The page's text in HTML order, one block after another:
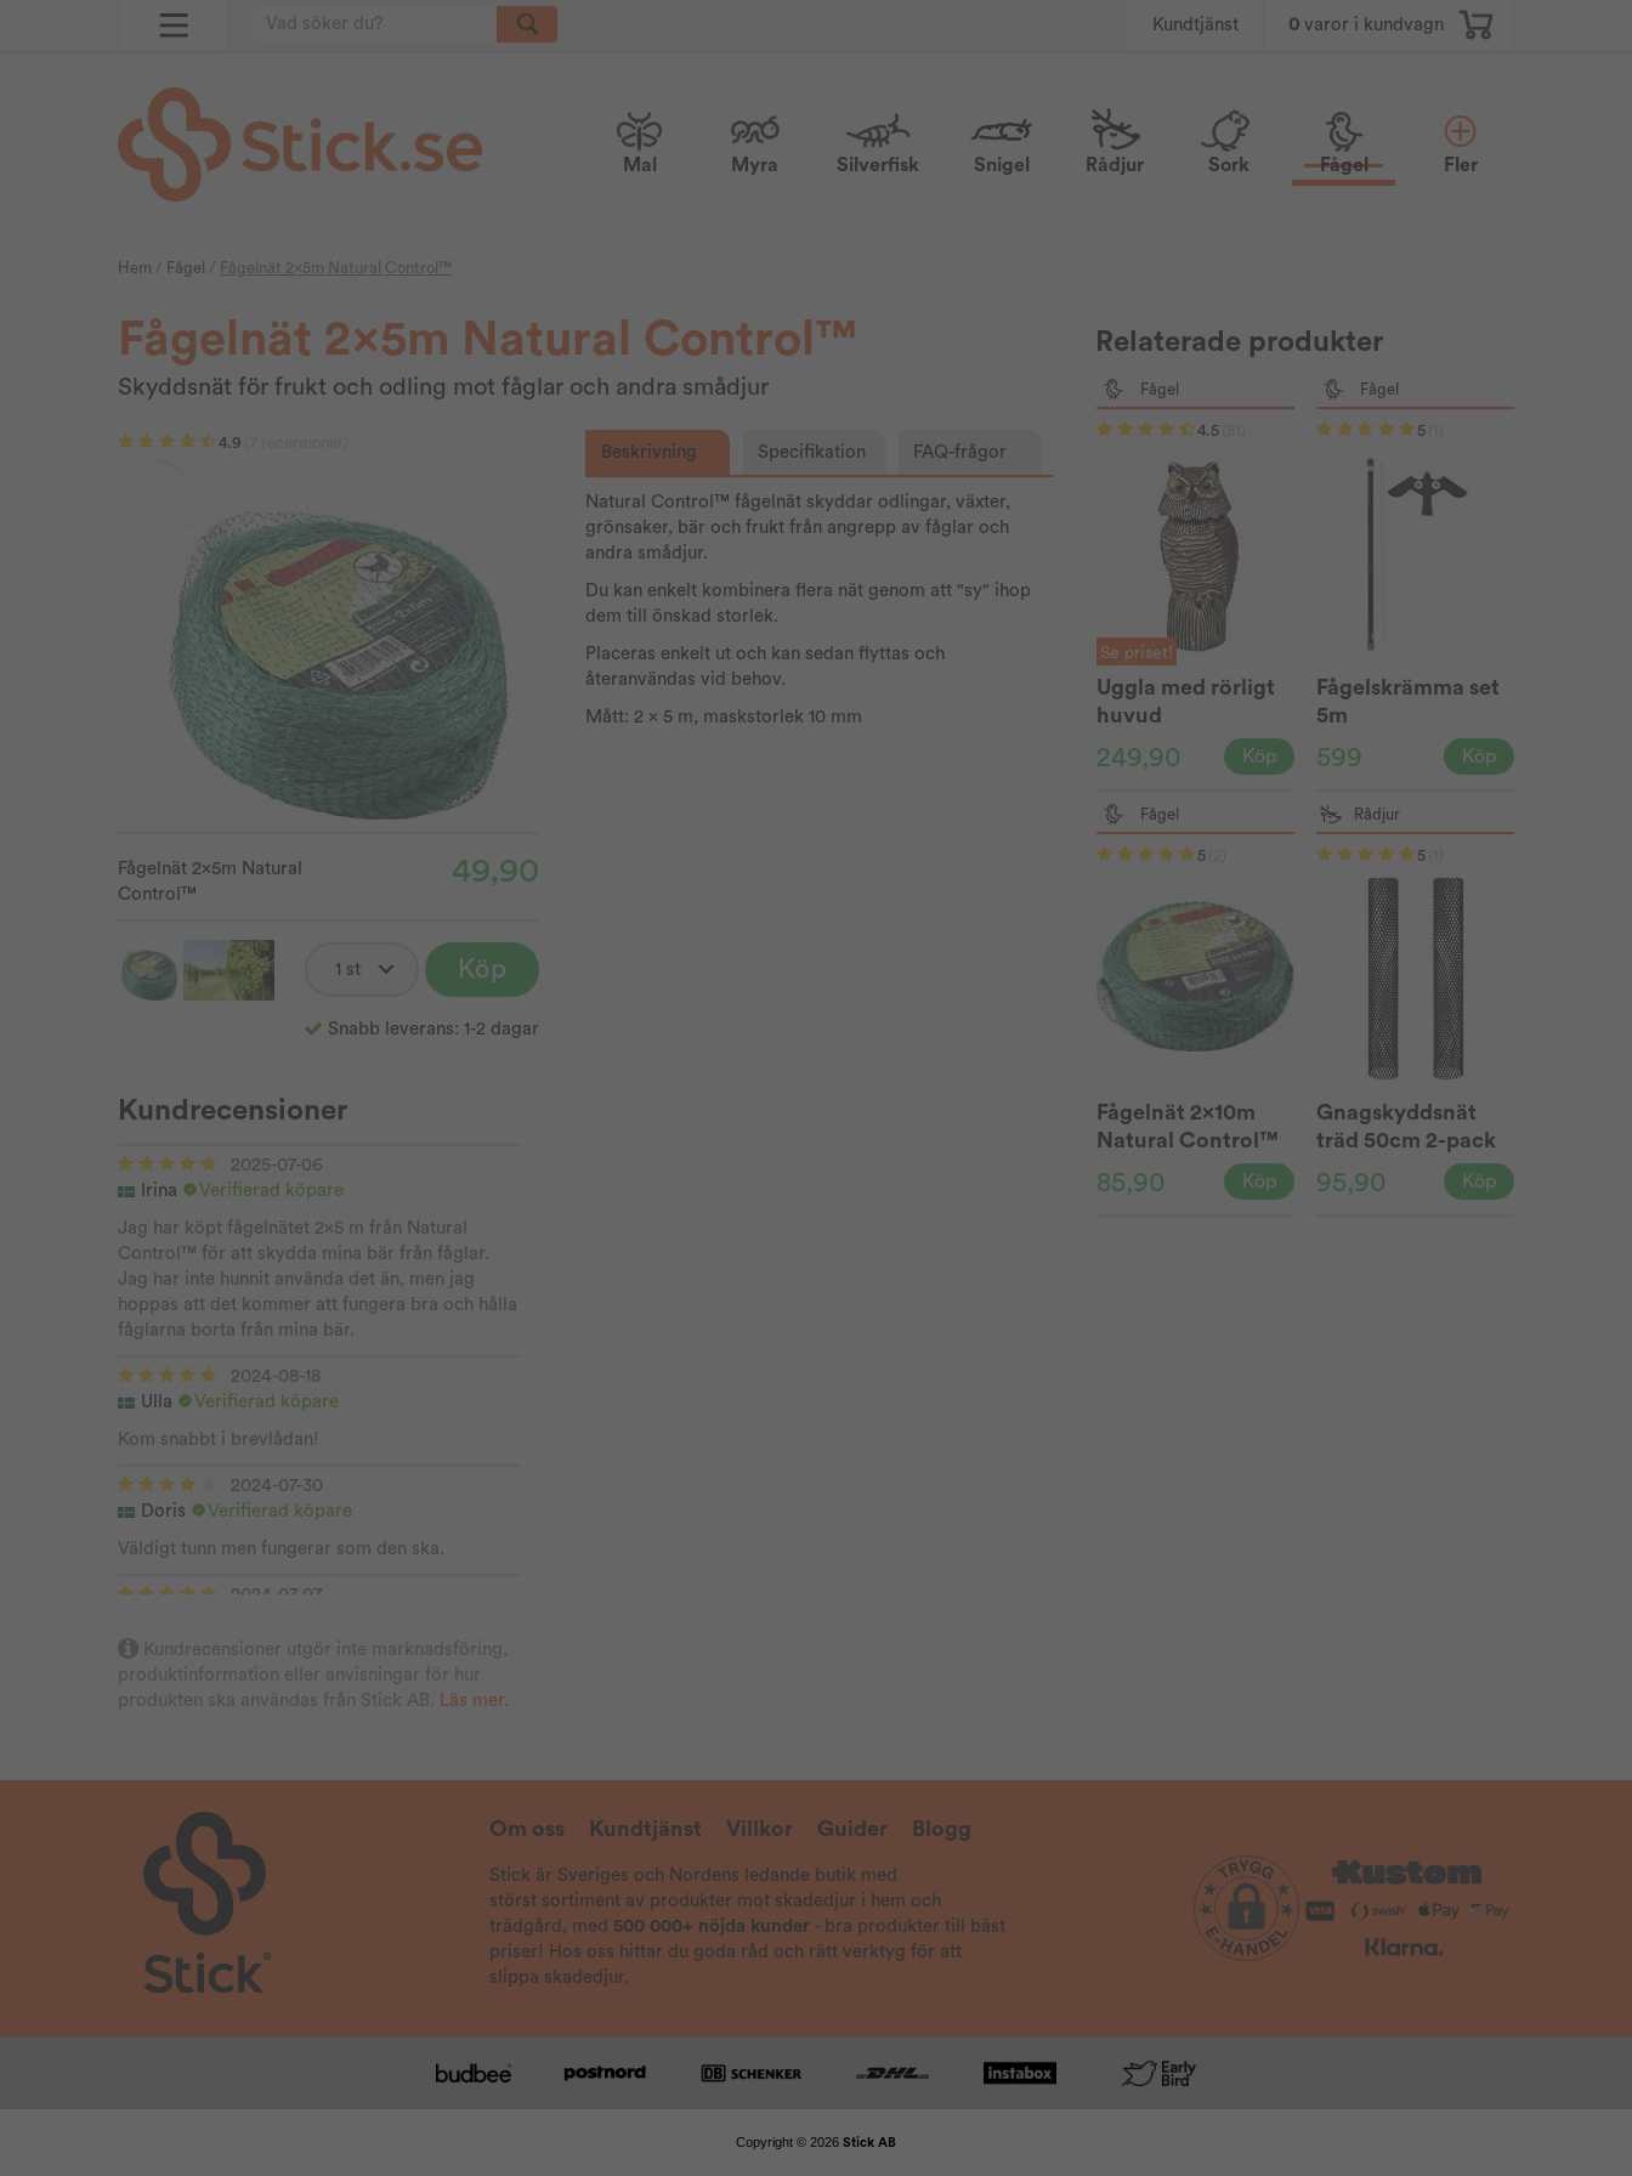
Kundtjänst 0 varor i kundvagn
Mal Myra Silverfisk Snigel Rådjur Sork Fågel Fler
Hem / Fågel / Fågelnät 2x5m Natural Control™
Fågelnät 2x5m Natural Control™
Skyddsnät för frukt och odling mot fåglar och andra smådjur
4.9
Fågelnät 2x5m Natural
Control™
49,90
Köp
Snabb leverans: 1-2 dagar
Beskrivning Specifikation FAQ-frågor
Natural Control™ fågelnät skyddar odlingar, växter,
grönsaker, bär och frukt från angrepp av fåglar och
andra smådjur.
Du kan enkelt kombinera flera nät genom att "sy" ihop
dem till önskad storlek.
Placeras enkelt ut och kan sedan flyttas och
återanvändas vid behov.
Mått: 2 x 5 m, maskstorlek 10 mm
Kundrecensioner
2025-07-06
Irina
Verifierad köpare
Jag har köpt fågelnätet 2x5 m från Natural
Control™ för att skydda mina bär från fåglar.
Jag har inte hunnit använda det än, men jag
hoppas att det kommer att fungera bra och hålla
fåglarna borta från mina bär.
2024-08-18
Ulla
Verifierad köpare
Kom snabbt i brevlådan!
2024-07-30
Doris
Verifierad köpare
Väldigt tunn men fungerar som den ska.
2024-07-07
Bra storlek och man får ha bären ifred.
2024-06-03
Anders
2024-03-01
Björn
Verifierad köpare
Snabb&säker leverans👍
Kundrecensioner utgör inte marknadsföring,
produktinformation eller anvisningar för hur
produkten ska användas från Stick AB.
Läs mer
Relaterade produkter
Fågel
4.5
Se priset!
Uggla med rörligt
huvud
249,90 Köp
Fågel
5
Fågelskrämma set
5m
599 Köp
Fågel
5
Fågelnät 2x10m
Natural Control™
85,90 Köp
Rådjur
5
Gnagskyddsnät
träd 50cm 2-pack
95,90 Köp
Om oss Kundtjänst Villkor Guider Blogg
Stick är Sveriges och Nordens ledande butik med
störst sortiment av produkter mot skadedjur i hem och
trädgård, med 500 000+ nöjda kunder- bra produkter till bäst
priser! Hos oss hittar du goda råd och rätt verktyg för att
slippa skadedjur.
Copyright © 2026 Stick AB